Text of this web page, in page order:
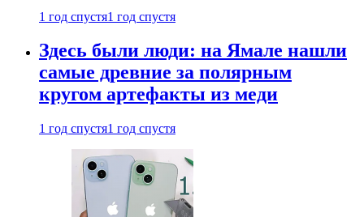
1 год спустя1 год спустя
Здесь были люди: на Ямале нашли
самые древние за полярным
кругом артефакты из меди
1 год спустя1 год спустя